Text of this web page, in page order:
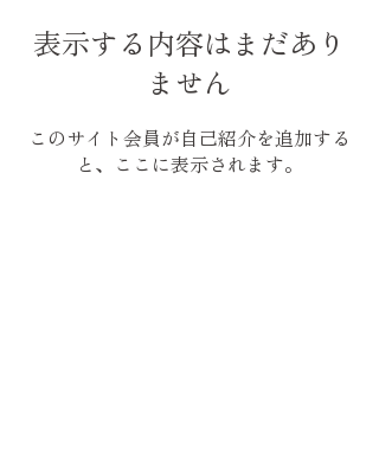
表示する内容はまだあり
ません
このサイト会員が自己紹介を追加する
と、ここに表示されます。